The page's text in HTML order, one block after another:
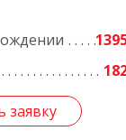
заявку
заявку